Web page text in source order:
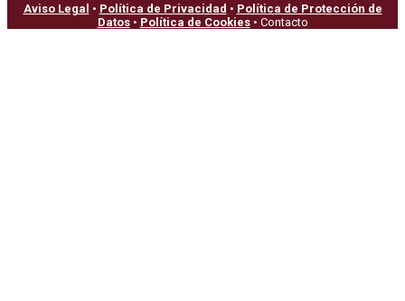
Aviso Legal • Política de Privacidad • Política de Protección de
Datos• Política de Cookies• Contacto